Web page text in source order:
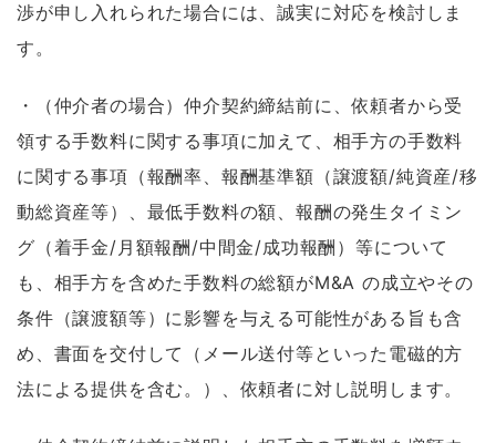
渉が申し入れられた場合には、誠実に対応を検討しま
す。
・（仲介者の場合）仲介契約締結前に、依頼者から受
領する手数料に関する事項に加えて、相手方の手数料
に関する事項（報酬率、報酬基準額（譲渡額/純資産/移
動総資産等）、最低手数料の額、報酬の発生タイミン
グ（着手金/月額報酬/中間金/成功報酬）等について
も、相手方を含めた手数料の総額がM&A の成立やその
条件（譲渡額等）に影響を与える可能性がある旨も含
め、書面を交付して（メール送付等といった電磁的方
法による提供を含む。）、依頼者に対し説明します。